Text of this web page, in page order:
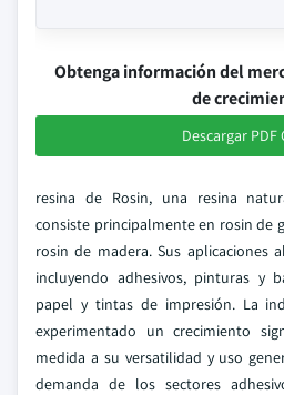
Obtenga información del
de
Descargar PDF
resina de Rosin, una resina
consiste principalmente en rosin de
rosin de madera. Sus aplicaciones
incluyendo adhesivos, pinturas y
papel y tintas de impresión. La
experimentado un crecimiento
medida a su versatilidad y uso
demanda de los sectores